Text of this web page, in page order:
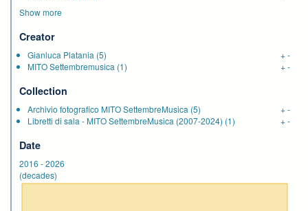
Show more
Creator
Gianluca Platania (5) +-
MITO Settembremusica (1) +-
Collection
Archivio fotografico MITO SettembreMusica (5) +-
Libretti di sala - MITO SettembreMusica (2007-2024) (1) +-
Date
2016 -2026
(decades)